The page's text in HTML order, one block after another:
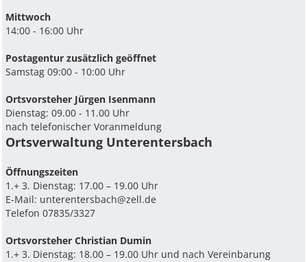
Mittwoch
14:00 - 16:00 Uhr
Postagentur zusätzlich geöffnet
Samstag 09:00 - 10:00 Uhr
Ortsvorsteher Jürgen Isenmann
Dienstag: 09.00 - 11.00 Uhr
nach telefonischer Voranmeldung
Ortsverwaltung Unterentersbach
Ö­ffnungszeiten
1.+ 3. Dienstag: 17.00 – 19.00 Uhr
E-Mail: unterentersbach@zell.de
Telefon 07835/3327
Ortsvorsteher Christian Dumin
1.+ 3. Dienstag: 18.00 – 19.00 Uhr und nach Vereinbarung